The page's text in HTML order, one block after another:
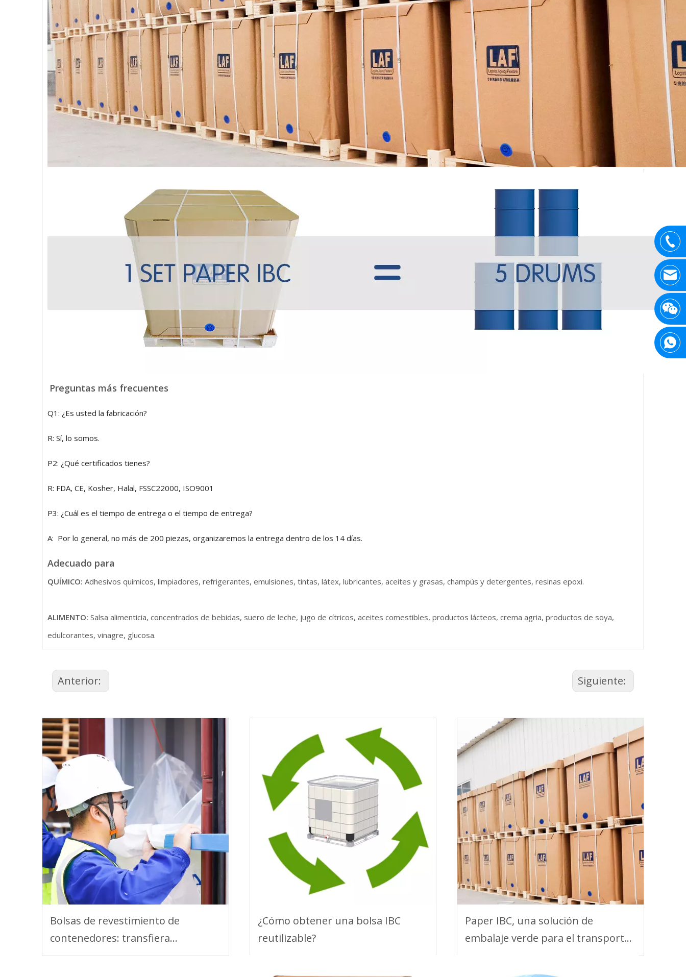
Preguntas más frecuentes
Q1: ¿Es usted la fabricación?
R: Sí, lo somos.
P2: ¿Qué certificados tienes?
R: FDA, CE, Kosher, Halal, FSSC22000, ISO9001
P3: ¿Cuál es el tiempo de entrega o el tiempo de entrega?
A: Por lo general, no más de 200 piezas, organizaremos la entrega dentro de los 14 días.
Adecuado para
QUÍMICO: Adhesivos químicos, limpiadores, refrigerantes, emulsiones, tintas, látex, lubricantes, aceites y grasas, champús y detergentes, resinas epoxi.
ALIMENTO: Salsa alimenticia, concentrados de bebidas, suero de leche, jugo de cítricos, aceites comestibles, productos lácteos, crema agria, productos de soya,
edulcorantes, vinagre, glucosa.
Anterior: Siguiente:
Bolsas de revestimiento de
contenedores: transfiera
contenedores tradicionales a
¿Cómo obtener una bolsa IBC
reutilizable?
Paper IBC, una solución de
embalaje verde para el transporte